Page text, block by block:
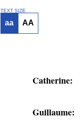
TEXT SIZE
aa AA
Catherine:
Guillaume: